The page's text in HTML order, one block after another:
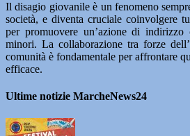
Il disagio giovanile è un fenomeno
società, e diventa cruciale coinvolgere
per promuovere un’azione di
minori. La collaborazione tra forze
comunità è fondamentale per affrontare
efficace.
Ultime notizie MarcheNews24